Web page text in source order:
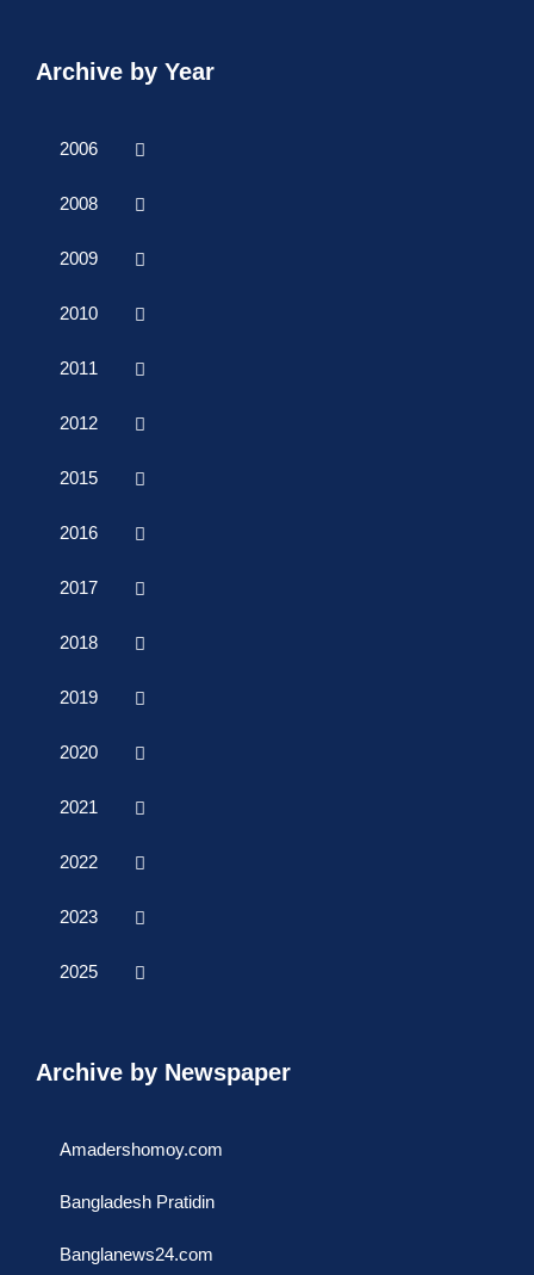
Archive by Year
2006
2008
2009
2010
2011
2012
2015
2016
2017
2018
2019
2020
2021
2022
2023
2025
Archive by Newspaper
Amadershomoy.com
Bangladesh Pratidin
Banglanews24.com